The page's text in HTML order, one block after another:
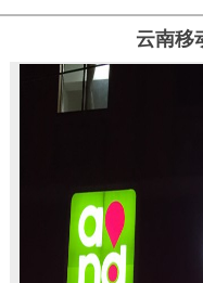
云南移